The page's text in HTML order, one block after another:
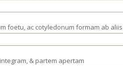
foetu, ac cotyledonum formam ab
& partem apertam